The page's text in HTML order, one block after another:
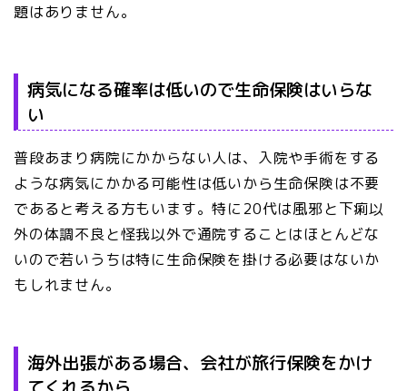
題はありません。
病気になる確率は低いので生命保険はいらな
い
普段あまり病院にかからない人は、入院や手術をする
ような病気にかかる可能性は低いから生命保険は不要
であると考える方もいます。特に20代は風邪と下痢以
外の体調不良と怪我以外で通院することはほとんどな
いので若いうちは特に生命保険を掛ける必要はないか
もしれません。
海外出張がある場合、会社が旅行保険をかけ